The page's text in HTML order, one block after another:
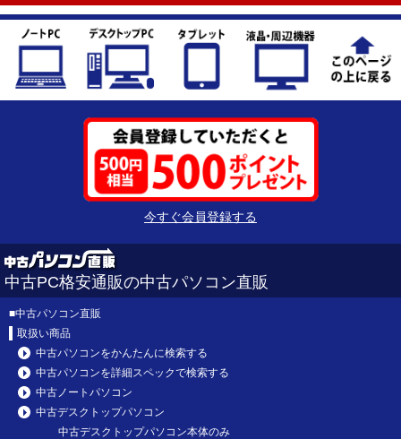
今すぐ会員登録する
中古PC格安通販の中古パソコン直販
■中古パソコン直販
取扱い商品
中古パソコンをかんたんに検索する
中古パソコンを詳細スペックで検索する
中古ノートパソコン
中古デスクトップパソコン
中古デスクトップパソコン本体のみ